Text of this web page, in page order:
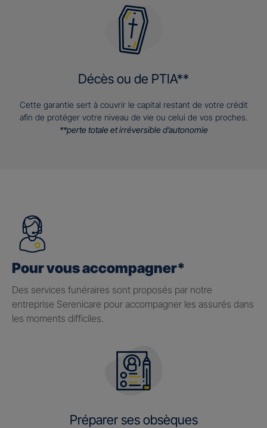
Décès ou de PTIA**
Cette garantie sert à couvrir le capital restant de votre crédit
afin de protéger votre niveau de vie ou celui de vos proches.
**perte totale et irréversible d’autonomie
Pour vous accompagner*
Des services funéraires sont proposés par notre
entreprise Serenicare pour accompagner les assurés dans
les moments difficiles.
Préparer ses obsèques